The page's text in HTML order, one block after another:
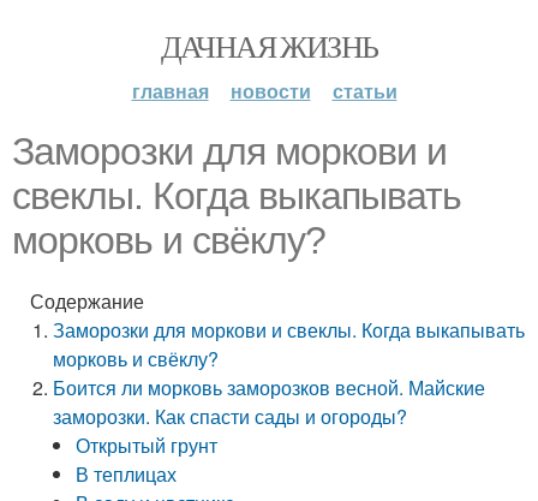
ДАЧНАЯ ЖИЗНЬ
главная новости статьи
Заморозки для моркови и
свеклы. Когда выкапывать
морковь и свёклу?
Содержание
Заморозки для моркови и свеклы. Когда выкапывать
морковь и свёклу?
Боится ли морковь заморозков весной. Майские
заморозки. Как спасти сады и огороды?
Открытый грунт
В теплицах